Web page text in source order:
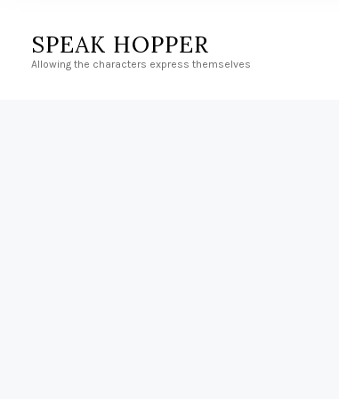
SPEAK HOPPER
Allowing the characters express themselves